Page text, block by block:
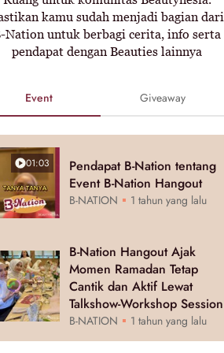
kamu sudah menjadi bagian dari
Nation untuk berbagi cerita, info serta
pendapat dengan Beauties lainnya
Event Giveaway
01:03
Pendapat B-Nation tentang
Event B-Nation Hangout
B-NATION 1 tahun yang lalu
B-Nation Hangout Ajak
Momen Ramadan Tetap
Cantik dan Aktif Lewat
Talkshow-Workshop Session
B-NATION 1 tahun yang lalu